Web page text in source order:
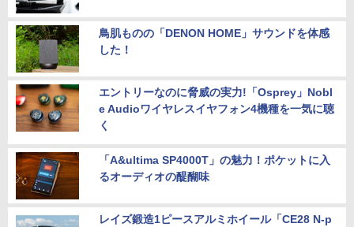
鳥肌ものの「DENON HOME」サウンドを体感
した！
エントリーなのに脅威の実力!「Osprey」Nobl
e Audioワイヤレスイヤフォン4機種を一気に聴
く
「A&ultima SP4000T」の魅力！ポケットに入
るオーディオの醍醐味
レイズ鍛造1ピースアルミホイール「CE28 N-p